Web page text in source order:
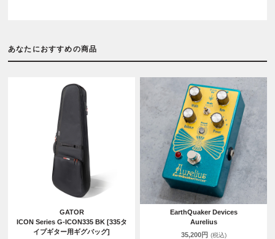
あなたにおすすめの商品
GATOR
ICON Series G-ICON335 BK [335タ
イプギター用ギグバッグ]
EarthQuaker Devices
Aurelius
35,200円 (税込)